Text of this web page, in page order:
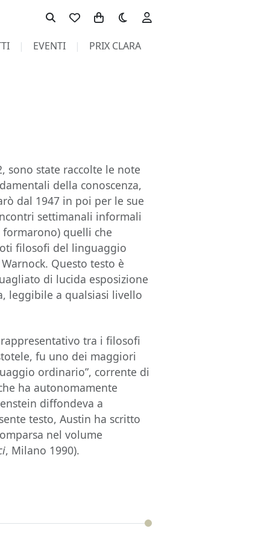
Toggle theme
EVENTI PRIX CLARA
sono state raccolte le note
della conoscenza,
dal 1947 in poi per le sue
settimanali informali
quelli che
filosofi del linguaggio
Questo testo è
di lucida esposizione
leggibile a qualsiasi livello
tra i filosofi
fu uno dei maggiori
ordinario”, corrente di
ha autonomamente
diffondeva a
testo, Austin ha scritto
nel volume
, Milano 1990).